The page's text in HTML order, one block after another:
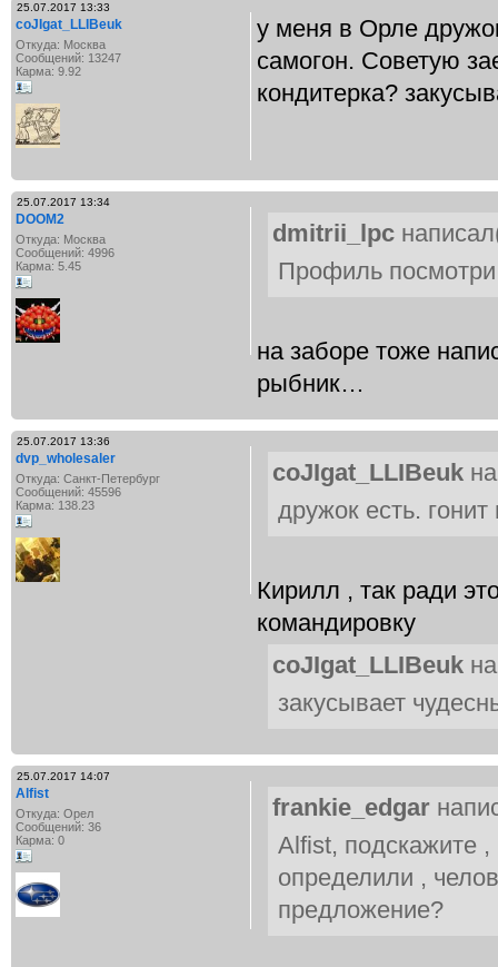
25.07.2017 13:33
coJIgat_LLIBeuk
Откуда: Москва
Сообщений: 13247
Карма: 9.92
у меня в Орле
самогон. Советую
кондитерка?
25.07.2017 13:34
DOOM2
Откуда: Москва
Сообщений: 4996
Карма: 5.45
dmitrii_lpc
Профиль посмотри
на заборе тоже
рыбник…
25.07.2017 13:36
dvp_wholesaler
Откуда: Санкт-Петербург
Сообщений: 45596
Карма: 138.23
coJIgat_LLIBeuk
дружок есть.
Кирилл , так ради
командировку
coJIgat_LLIBeuk
закусывает
25.07.2017 14:07
Alfist
Откуда: Орел
Сообщений: 36
Карма: 0
frankie_edgar
Alfist, подскажите
определили ,
предложение?